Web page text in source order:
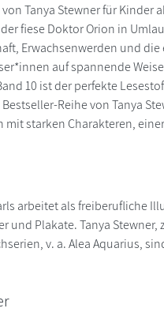
Tanya Stewner für Kinder
fiese Doktor Orion in
Erwachsenwerden und
auf spannende
10 ist der perfekte
Bestseller-Reihe von Tanya
mit starken Charakteren,
arbeitet als freiberufliche
und Plakate. Tanya
v. a. Alea Aquarius,